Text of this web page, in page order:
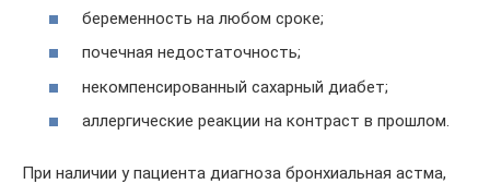
беременность на любом сроке;
почечная недостаточность;
некомпенсированный сахарный диабет;
аллергические реакции на контраст в прошлом.
При наличии у пациента диагноза бронхиальная астма,